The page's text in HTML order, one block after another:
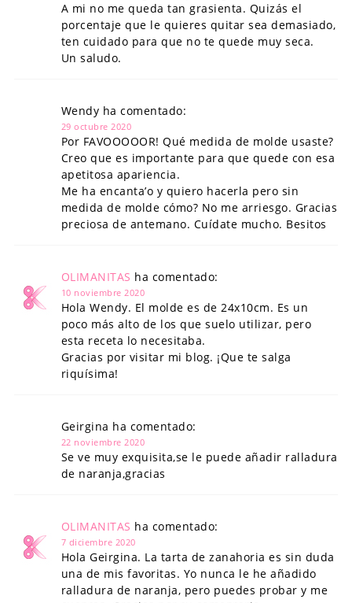
A mi no me queda tan grasienta. Quizás el
porcentaje que le quieres quitar sea demasiado,
ten cuidado para que no te quede muy seca.
Un saludo.
Wendy ha comentado:
29 octubre 2020
Por FAVOOOOOR! Qué medida de molde usaste?
Creo que es importante para que quede con esa
apetitosa apariencia.
Me ha encanta’o y quiero hacerla pero sin
medida de molde cómo? No me arriesgo. Gracias
preciosa de antemano. Cuídate mucho. Besitos
OLIMANITAS ha comentado:
10 noviembre 2020
Hola Wendy. El molde es de 24x10cm. Es un
poco más alto de los que suelo utilizar, pero
esta receta lo necesitaba.
Gracias por visitar mi blog. ¡Que te salga
riquísima!
Geirgina ha comentado:
22 noviembre 2020
Se ve muy exquisita,se le puede añadir ralladura
de naranja,gracias
OLIMANITAS ha comentado:
7 diciembre 2020
Hola Geirgina. La tarta de zanahoria es sin duda
una de mis favoritas. Yo nunca le he añadido
ralladura de naranja, pero puedes probar y me